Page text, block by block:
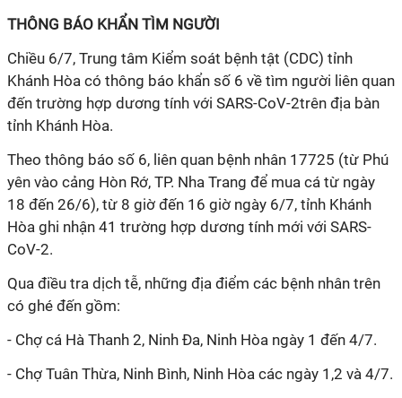
THÔNG BÁO KHẨN TÌM NGƯỜI
Chiều 6/7, Trung tâm Kiểm soát bệnh tật (CDC) tỉnh
Khánh Hòa có thông báo khẩn số 6 về tìm người liên quan
đến trường hợp dương tính với SARS-CoV-2trên địa bàn
tỉnh Khánh Hòa.
Theo thông báo số 6, liên quan bệnh nhân 17725 (từ Phú
yên vào cảng Hòn Rớ, TP. Nha Trang để mua cá từ ngày
18 đến 26/6), từ 8 giờ đến 16 giờ ngày 6/7, tỉnh Khánh
Hòa ghi nhận 41 trường hợp dương tính mới với SARS-
CoV-2.
Qua điều tra dịch tễ, những địa điểm các bệnh nhân trên
có ghé đến gồm:
- Chợ cá Hà Thanh 2, Ninh Đa, Ninh Hòa ngày 1 đến 4/7.
- Chợ Tuân Thừa, Ninh Bình, Ninh Hòa các ngày 1,2 và 4/7.